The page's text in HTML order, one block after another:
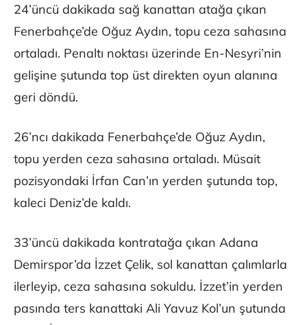
24’üncü dakikada sağ kanattan atağa çıkan
Fenerbahçe’de Oğuz Aydın, topu ceza sahasına
ortaladı. Penaltı noktası üzerinde En-Nesyri’nin
gelişine şutunda top üst direkten oyun alanına
geri döndü.
26’ncı dakikada Fenerbahçe’de Oğuz Aydın,
topu yerden ceza sahasına ortaladı. Müsait
pozisyondaki İrfan Can’ın yerden şutunda top,
kaleci Deniz’de kaldı.
33’üncü dakikada kontratağa çıkan Adana
Demirspor’da İzzet Çelik, sol kanattan çalımlarla
ilerleyip, ceza sahasına sokuldu. İzzet’in yerden
pasında ters kanattaki Ali Yavuz Kol’un şutunda